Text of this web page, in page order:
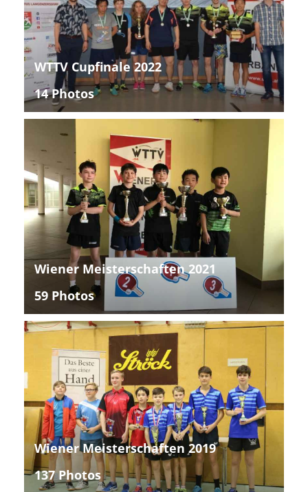
WTTV Cupfinale 2022
14 Photos
Wiener Meisterschaften 2021
59 Photos
Wiener Meisterschaften 2019
137 Photos